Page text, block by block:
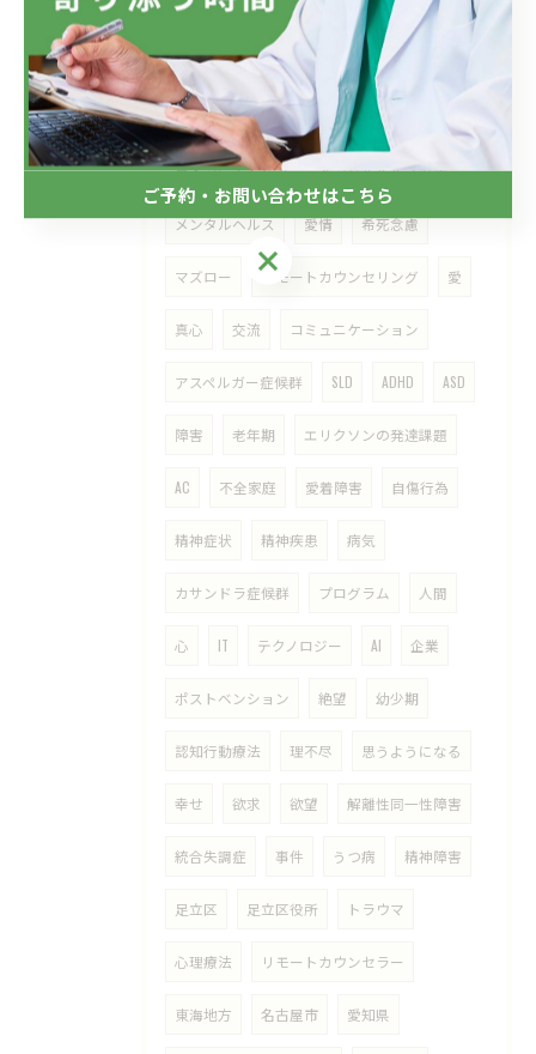
自殺 自殺願望 適応障害
メンタルケア 仕事 会社
ラインによるケア メンタルヘルス対策
メンタルヘルス 愛情 希死念慮
マズロー リモートカウンセリング 愛
真心 交流 コミュニケーション
アスペルガー症候群 SLD ADHD ASD
障害 老年期 エリクソンの発達課題
AC 不全家庭 愛着障害 自傷行為
精神症状 精神疾患 病気
カサンドラ症候群 プログラム 人間
心 IT テクノロジー AI 企業
ポストベンション 絶望 幼少期
認知行動療法 理不尽 思うようになる
幸せ 欲求 欲望 解離性同一性障害
統合失調症 事件 うつ病 精神障害
足立区 足立区役所 トラウマ
心理療法 リモートカウンセラー
東海地方 名古屋市 愛知県
ご予約・お問い合わせはこちら
ご予約・お問い合わせはこちら